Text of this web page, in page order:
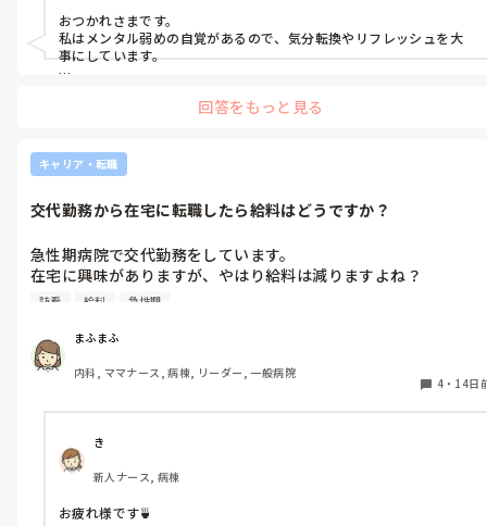
おつかれさまです。
私はメンタル弱めの自覚があるので、気分転換やリフレッシュを大
事にしています。
てますが、少しモヤモヤした時にベランダに出てアイスを食べたり1
人時間を楽しんでいます。
でカフェに行ったりしています。
回答をもっと見る
キャリア・転職
交代勤務から在宅に転職したら給料はどうですか？
急性期病院で交代勤務をしています。
在宅に興味がありますが、やはり給料は減りますよね？
具体的にどの程度少なくなるか、経験された方などいたら教えて
訪看 給料 急性期
まふまふ
内科, ママナース, 病棟, リーダー, 一般病院
4・ 14日
き
新人ナース, 病棟
お疲れ様です🍵